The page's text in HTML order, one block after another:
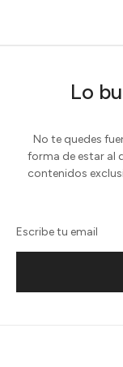
Lo
No te quedes
forma de estar al
contenidos